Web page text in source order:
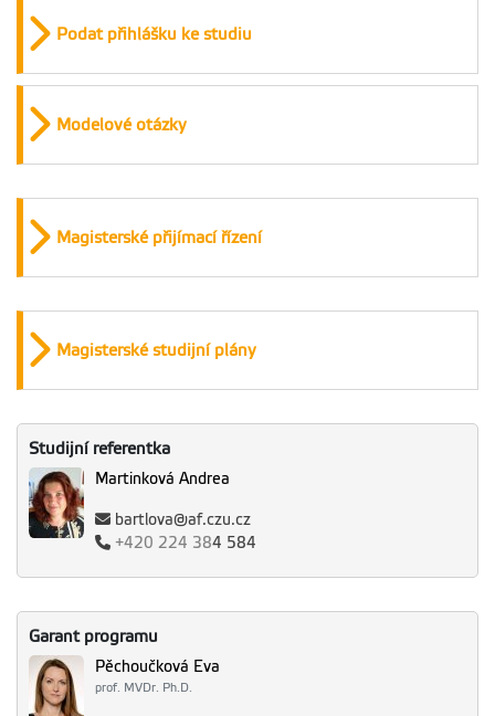
Podat přihlášku ke studiu
Modelové otázky
Magisterské přijímací řízení
Magisterské studijní plány
Studijní referentka
Martinková Andrea
bartlova@af.czu.cz
+420 224 384 584
Garant programu
Pěchoučková Eva
prof. MVDr. Ph.D.